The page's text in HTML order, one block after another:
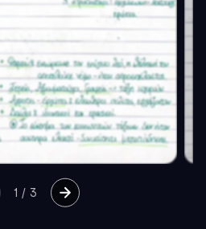
1 / 3